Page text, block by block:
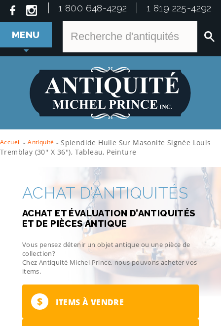
1 800 648-4292 1 819 225-4292
MENU
Accueil - Antiquité - Splendide Huile Sur Masonite Signée Louis
Tremblay (30'' X 36''), Tableau, Peinture
ACHAT D’ANTIQUITÉS
ACHAT ET ÉVALUATION D’ANTIQUITÉS
ET DE PIÈCES ANTIQUE
Vous pensez détenir un objet antique ou une pièce de
collection?
Chez Antiquité Michel Prince, nous pouvons acheter vos
items.
$ ITEMS À VENDRE